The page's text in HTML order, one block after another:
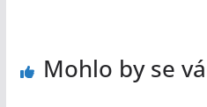
Mohlo by se